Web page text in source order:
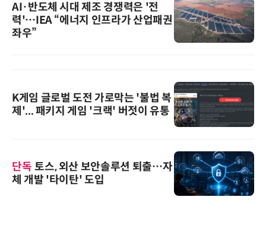
AI·반도체 시대 제조 경쟁력은 '전
력'…IEA “에너지 인프라가 산업패권
좌우”
K게임 글로벌 도전 가로막는 '불법 복
제'... 패키지 게임 '크랙' 버젓이 유통
단독 토스, 외산 보안솔루션 퇴출…자
체 개발 '타이탄' 도입